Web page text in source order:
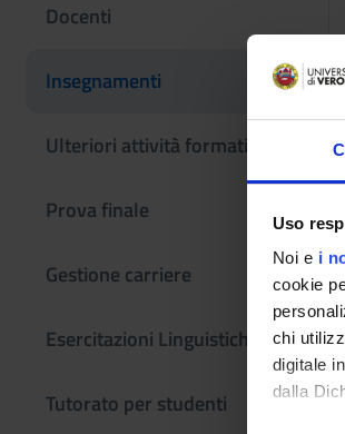
Uso
Noi e i
cookie
chi
digitale
dalla
Docenti
Insegnamenti
Ulteriori attività formative
Prova finale
Gestione carriere
Esercitazioni Linguistiche CLA
Tutorato per studenti